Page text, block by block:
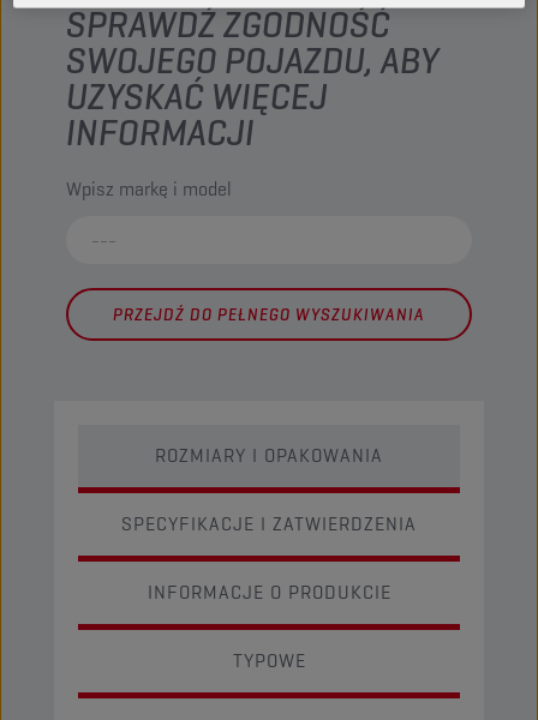
SPRAWDŹ ZGODNOŚĆ
SWOJEGO POJAZDU, ABY
UZYSKAĆ WIĘCEJ
INFORMACJI
Wpisz markę i model
PRZEJDŹ DO PEŁNEGO WYSZUKIWANIA
ROZMIARY I OPAKOWANIA
SPECYFIKACJE I ZATWIERDZENIA
INFORMACJE O PRODUKCIE
TYPOWE